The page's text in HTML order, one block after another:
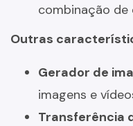
combinação de
Outras
Gerador de
imagens e
Transferência